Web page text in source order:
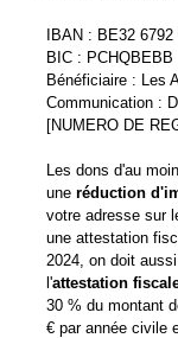
IBAN : BE32
BIC : PCHQBEBB
Bénéficiaire : Les
Communication :
[NUMERO DE
Les dons d'au
une réduction
votre adresse sur
une attestation
2024, on doit
l'attestation
30 % du montant
€ par année civile